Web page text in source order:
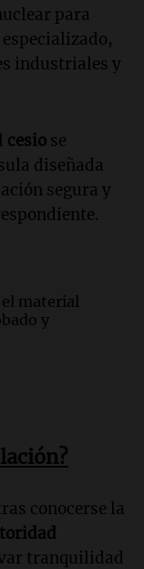
para
industriales y
cesio se
diseñada
segura y
el material
y
conocerse la
tranquilidad